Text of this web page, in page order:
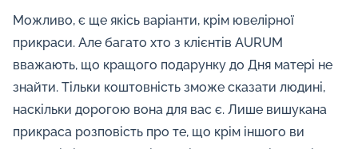
Можливо, є ще якісь варіанти, крім ювелірної
прикраси. Але багато хто з клієнтів AURUM
вважають, що кращого подарунку до Дня матері не
знайти. Тільки коштовність зможе сказати людині,
наскільки дорогою вона для вас є. Лише вишукана
прикраса розповість про те, що крім іншого ви